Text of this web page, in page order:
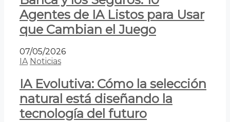
Agentes de IA Listos para Usar
que Cambian el Juego
07/05/2026
IA Noticias
IA Evolutiva: Cómo la selección
natural está diseñando la
tecnología del futuro